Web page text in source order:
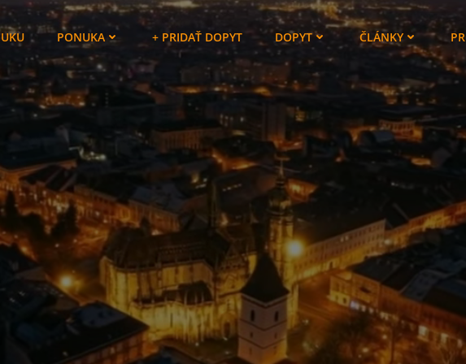
PONUKA + PRIDAŤ DOPYT DOPYT ČLÁNKY